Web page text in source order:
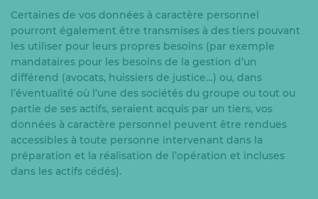
Certaines de vos données à caractère personnel
pourront également être transmises à des tiers pouvant
les utiliser pour leurs propres besoins (par exemple
mandataires pour les besoins de la gestion d’un
différend (avocats, huissiers de justice…) ou, dans
l’éventualité où l’une des sociétés du groupe ou tout ou
partie de ses actifs, seraient acquis par un tiers, vos
données à caractère personnel peuvent être rendues
accessibles à toute personne intervenant dans la
préparation et la réalisation de l’opération et incluses
dans les actifs cédés).